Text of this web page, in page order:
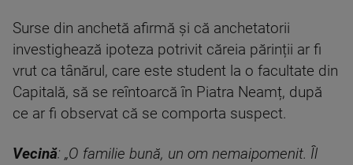
Surse din anchetă afirmă și că anchetatorii
investighează ipoteza potrivit căreia părinții ar fi
vrut ca tânărul, care este student la o facultate din
Capitală, să se reîntoarcă în Piatra Neamț, după
ce ar fi observat că se comporta suspect.
Vecină: „O familie bună, un om nemaipomenit. Îl